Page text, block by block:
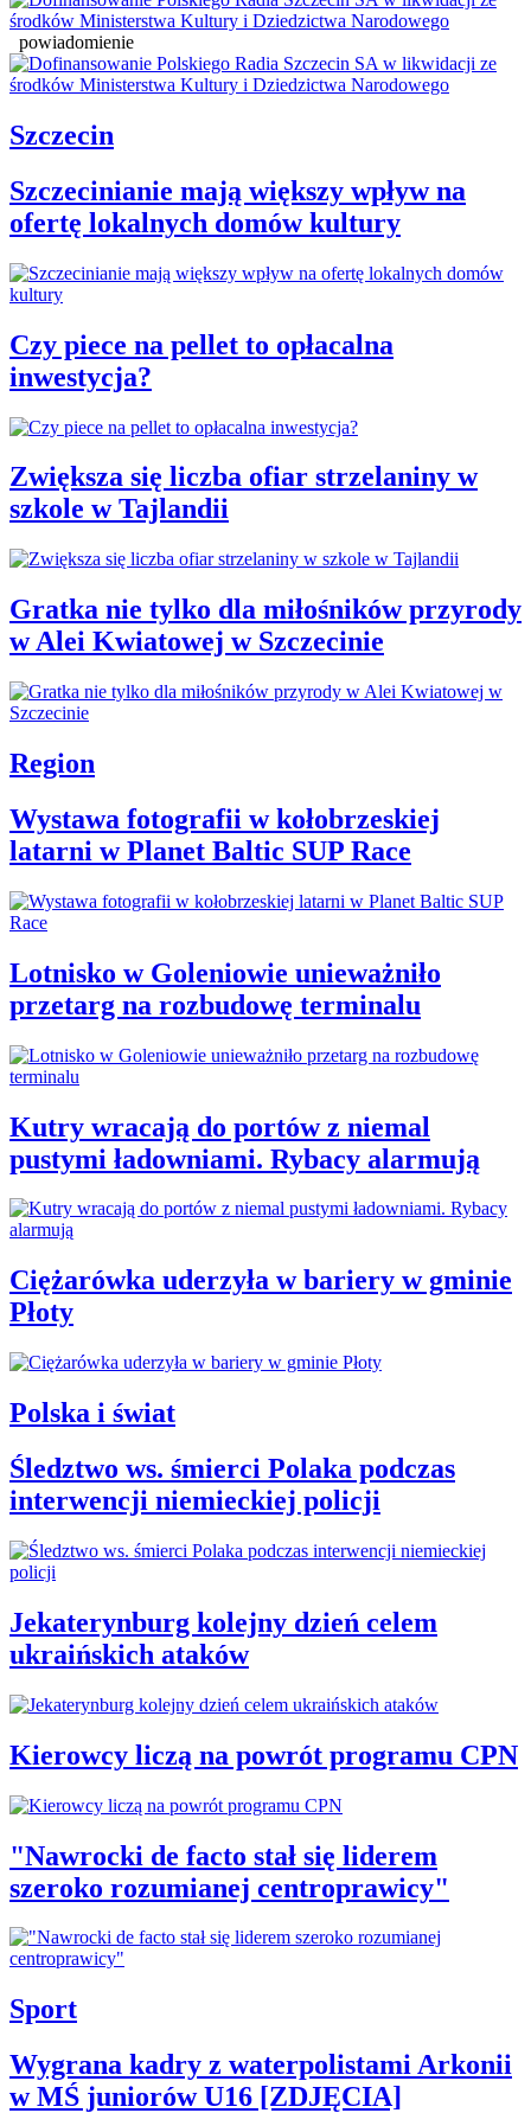
powiadomienie
Szczecin
Szczecinianie mają większy wpływ na
ofertę lokalnych domów kultury
Czy piece na pellet to opłacalna
inwestycja?
Zwiększa się liczba ofiar strzelaniny w
szkole w Tajlandii
Gratka nie tylko dla miłośników przyrody
w Alei Kwiatowej w Szczecinie
Region
Wystawa fotografii w kołobrzeskiej
latarni w Planet Baltic SUP Race
Lotnisko w Goleniowie unieważniło
przetarg na rozbudowę terminalu
Kutry wracają do portów z niemal
pustymi ładowniami. Rybacy alarmują
Ciężarówka uderzyła w bariery w gminie
Płoty
Polska i świat
Śledztwo ws. śmierci Polaka podczas
interwencji niemieckiej policji
Jekaterynburg kolejny dzień celem
ukraińskich ataków
Kierowcy liczą na powrót programu CPN
"Nawrocki de facto stał się liderem
szeroko rozumianej centroprawicy"
Sport
Wygrana kadry z waterpolistami Arkonii
w MŚ juniorów U16 [ZDJĘCIA]